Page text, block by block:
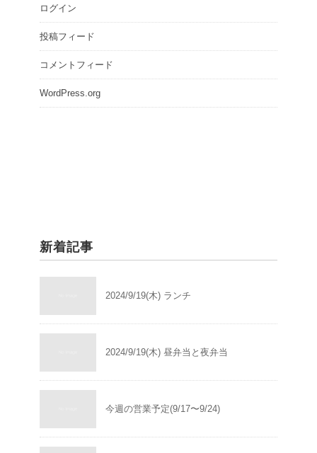
ログイン
投稿フィード
コメントフィード
WordPress.org
新着記事
2024/9/19(木) ランチ
2024/9/19(木) 昼弁当と夜弁当
今週の営業予定(9/17〜9/24)